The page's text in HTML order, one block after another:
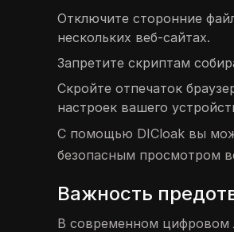
Отключите сторонние
нескольких веб-сайтах.
Запретите скриптам
Скройте отпечаток
настроек вашего
С помощью DICloak вы
безопасным просмотром
Важность
В современном цифровом